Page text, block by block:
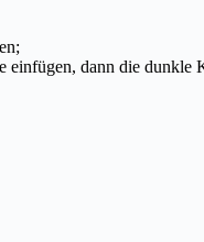
einfügen, dann die